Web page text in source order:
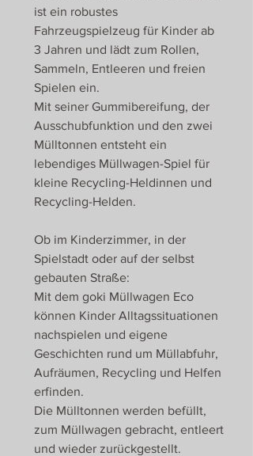
ist ein robustes
Fahrzeugspielzeug für Kinder ab
3 Jahren und lädt zum Rollen,
Sammeln, Entleeren und freien
Spielen ein.
Mit seiner Gummibereifung, der
Ausschubfunktion und den zwei
Mülltonnen entsteht ein
lebendiges Müllwagen-Spiel für
kleine Recycling-Heldinnen und
Recycling-Helden.
Ob im Kinderzimmer, in der
Spielstadt oder auf der selbst
gebauten Straße:
Mit dem goki Müllwagen Eco
können Kinder Alltagssituationen
nachspielen und eigene
Geschichten rund um Müllabfuhr,
Aufräumen, Recycling und Helfen
erfinden.
Die Mülltonnen werden befüllt,
zum Müllwagen gebracht, entleert
und wieder zurückgestellt.